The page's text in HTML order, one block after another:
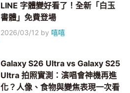
LINE 字體變好看了！全新「白玉
書體」免費登場
2026/03/12 by 嘻嘻
Galaxy S26 Ultra vs Galaxy S25
Ultra 拍照實測：演唱會神機再進
化？人像、食物與變焦表現一次看